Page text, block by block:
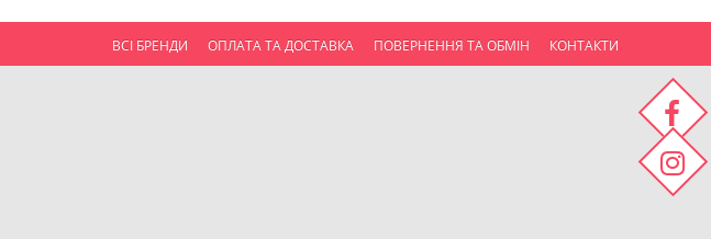
ВСІ БРЕНДИ ОПЛАТА ТА ДОСТАВКА ПОВЕРНЕННЯ ТА ОБМІН КОНТАКТИ